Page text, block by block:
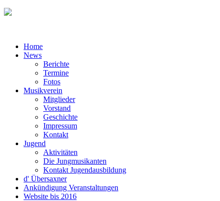
Home
News
Berichte
Termine
Fotos
Musikverein
Mitglieder
Vorstand
Geschichte
Impressum
Kontakt
Jugend
Aktivitäten
Die Jungmusikanten
Kontakt Jugendausbildung
d' Übersaxner
Ankündigung Veranstaltungen
Website bis 2016